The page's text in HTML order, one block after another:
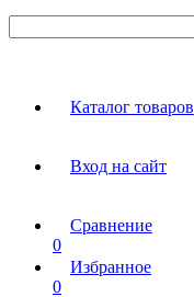
Каталог товаров
Вход на сайт
Сравнение
0
Избранное
0